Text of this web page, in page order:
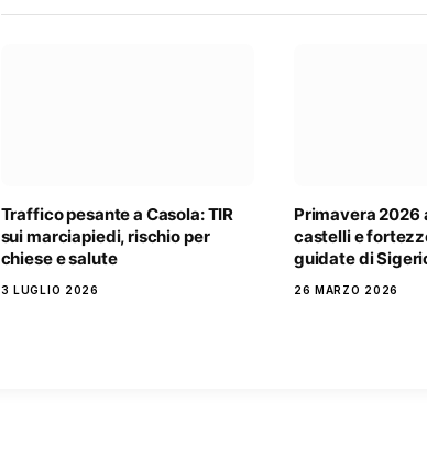
Traffico pesante a Casola: TIR
sui marciapiedi, rischio per
chiese e salute
3 LUGLIO 2026
Primavera 2026
castelli e
guidate di
26 MARZO 2026